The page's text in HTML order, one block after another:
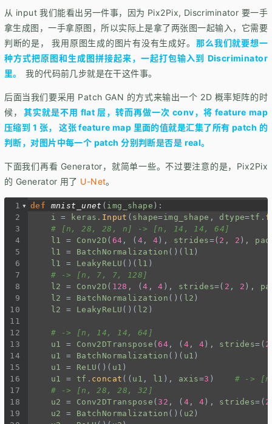
从 input 我们能看出另一件事，因为 Pix2Pix, Discriminator 要一手
拿生成图，一手拿原图，所以实际上是拿了两张图一起输入，它需要
判断的是， 我用原图生成的图片有没有生成好。
那么我们就要想一
种方式把原图和生成图拼接起来，一起打包输入到 Discriminator
里。
我的代码前几步就是在干这件事。
后面当我们要采用 Patch GAN 的方式来输出一个 2D 概率矩阵的时
候，
其实就是不用 flat 层，转而再做一次 conv，将 feature map
压缩到 1 张， 这张 feature map 里面的值就是汇集了所有 patch 的
判断，对图片中每一个 patch 分别判断是否是 real。
下面我们再看 Generator，就简单一些。不过要注意的是，Pix2Pix
的 Generator 用了 U-Net。
1 def mnist_unet ( img_shape ):
2
i = keras . Input ( shape=img_shape , dtype=tf .
3
# [n, 28, 28, n] -> [n, 14, 14, 64]
4
l1 = Conv2D ( 64 , ( 4 , 4 ), strides=( 2 , 2 ),
5
l1 = BatchNormalization ()( l1 )
6
l1 = LeakyReLU ()( l1 )
7
# -> [n, 7, 7, 128]
8
l2 = Conv2D ( 128 , (4 , 4 ), strides=( 2 , 2 ),
9
l2 = BatchNormalization ()( l2 )
10
l2 = LeakyReLU ()( l2 )
11
12
# -> [n, 14, 14, 64]
13
u1 = Conv2DTranspose (64 , ( 4, 4 ), strides= ( 2
14
u1 = BatchNormalization ()( u1 )
15
u1 = ReLU ()( u1 )
16
u1 = tf . concat (( u1 , l1 ), axis=3 ) # ->
17
# -> [n, 28, 28, 32]
18
u2 = Conv2DTranspose ( 32 , ( 4, 4 ), strides= ( 2
19
u2 = BatchNormalization ()( u2 )